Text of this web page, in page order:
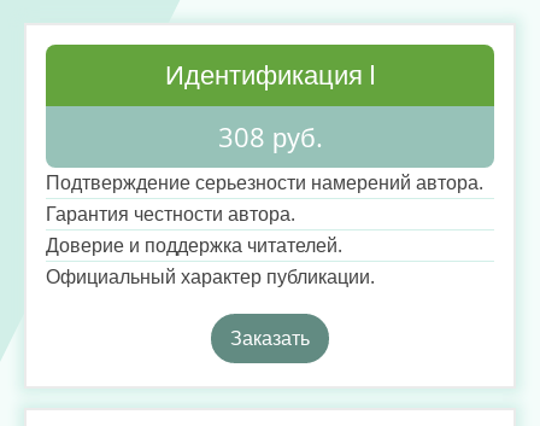
Идентификация I
308 руб.
Подтверждение серьезности намерений автора.
Гарантия честности автора.
Доверие и поддержка читателей.
Официальный характер публикации.
Заказать